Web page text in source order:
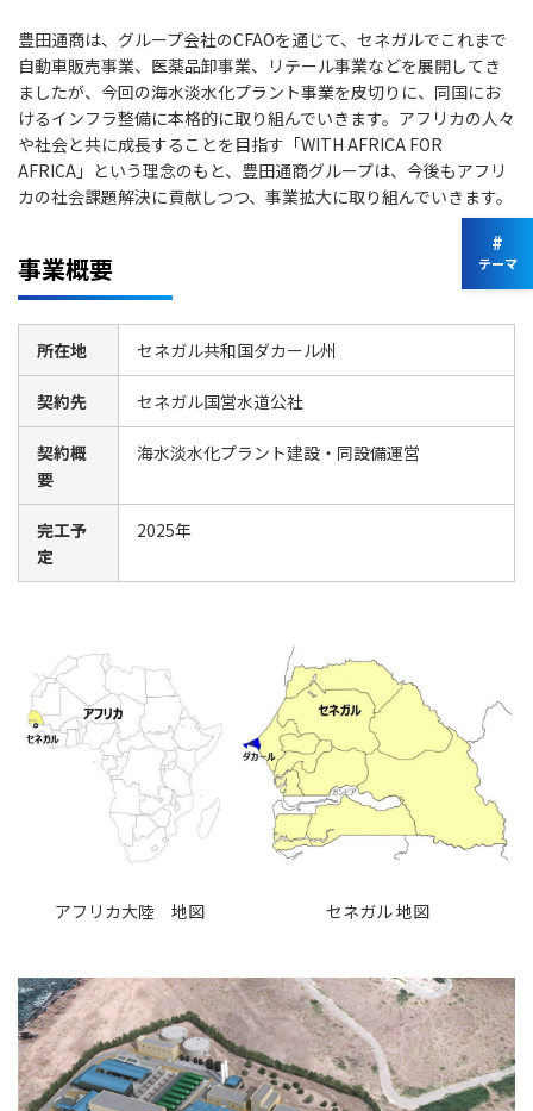
豊田通商は、グループ会社のCFAOを通じて、セネガルでこれまで
自動車販売事業、医薬品卸事業、リテール事業などを展開してき
ましたが、今回の海水淡水化プラント事業を皮切りに、同国にお
けるインフラ整備に本格的に取り組んでいきます。アフリカの人々
や社会と共に成長することを目指す「WITH AFRICA FOR
AFRICA」という理念のもと、豊田通商グループは、今後もアフリ
カの社会課題解決に貢献しつつ、事業拡大に取り組んでいきます。
事業概要
所在地 セネガル共和国ダカール州
契約先 セネガル国営水道公社
契約概
要
海水淡水化プラント建設・同設備運営
完工予
定
2025年
アフリカ大陸 地図 セネガル 地図
#
テーマ